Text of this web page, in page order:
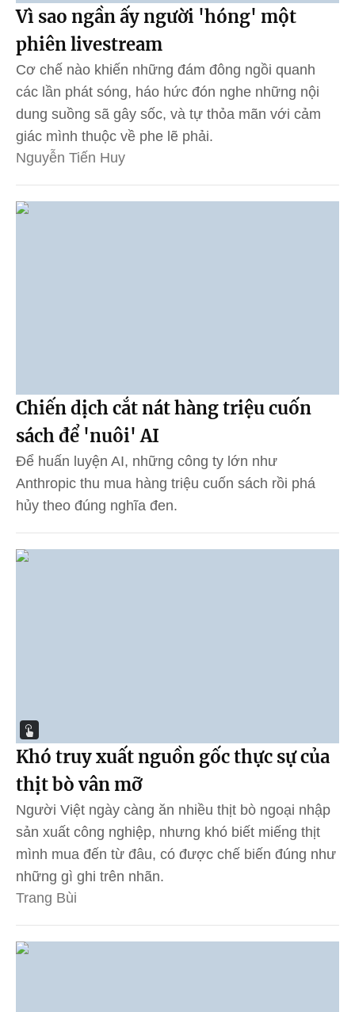
Vì sao ngần ấy người 'hóng' một
phiên livestream
Cơ chế nào khiến những đám đông ngồi quanh
các lần phát sóng, háo hức đón nghe những nội
dung suồng sã gây sốc, và tự thỏa mãn với cảm
giác mình thuộc về phe lẽ phải.
Nguyễn Tiến Huy
Chiến dịch cắt nát hàng triệu cuốn
sách để 'nuôi' AI
Để huấn luyện AI, những công ty lớn như
Anthropic thu mua hàng triệu cuốn sách rồi phá
hủy theo đúng nghĩa đen.
Khó truy xuất nguồn gốc thực sự của
thịt bò vân mỡ
Người Việt ngày càng ăn nhiều thịt bò ngoại nhập
sản xuất công nghiệp, nhưng khó biết miếng thịt
mình mua đến từ đâu, có được chế biến đúng như
những gì ghi trên nhãn.
Trang Bùi